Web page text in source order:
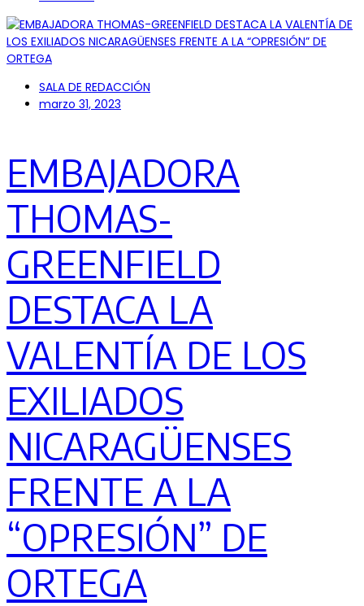
SALA DE REDACCIÓN
marzo 31, 2023
EMBAJADORA
THOMAS-
GREENFIELD
DESTACA LA
VALENTÍA DE LOS
EXILIADOS
NICARAGÜENSES
FRENTE A LA
“OPRESIÓN” DE
ORTEGA